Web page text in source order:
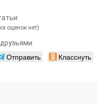
оценок нет)
Отправить Класснуть